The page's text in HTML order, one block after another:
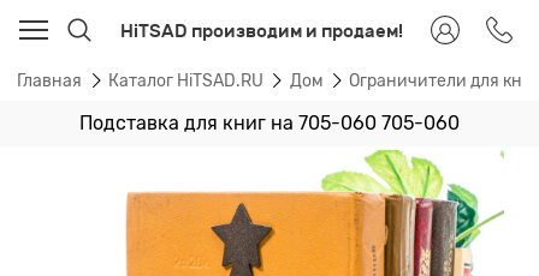
HiTSAD производим и продаем!
Главная Каталог HiTSAD.RU Дом Ограничители для
Подставка для книг на 705-060 705-060